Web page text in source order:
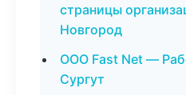
страницы
Новгород
ООО Fast Net —
Сургут